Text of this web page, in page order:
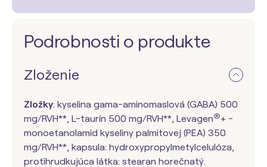
Podrobnosti o produkte
Zloženie
Zložky: kyselina gama-aminomaslová (GABA) 500
mg/RVH**, L-taurín 500 mg/RVH**, Levagen®+ -
monoetanolamid kyseliny palmitovej (PEA) 350
mg/RVH**, kapsula: hydroxypropylmetylcelulóza,
protihrudkujúca látka: stearan horečnatý.